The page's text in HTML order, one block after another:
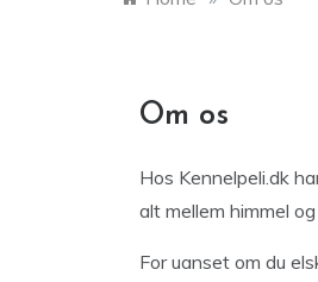
Om os
Hos Kennelpeli.dk
alt mellem himmel og
For uanset om du